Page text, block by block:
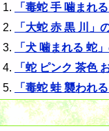
「毒蛇 手 噛まれ
「大蛇 赤 黒 川」
「犬 噛まれる 蛇
「蛇 ピンク 茶色
「毒蛇 蛙 襲われ